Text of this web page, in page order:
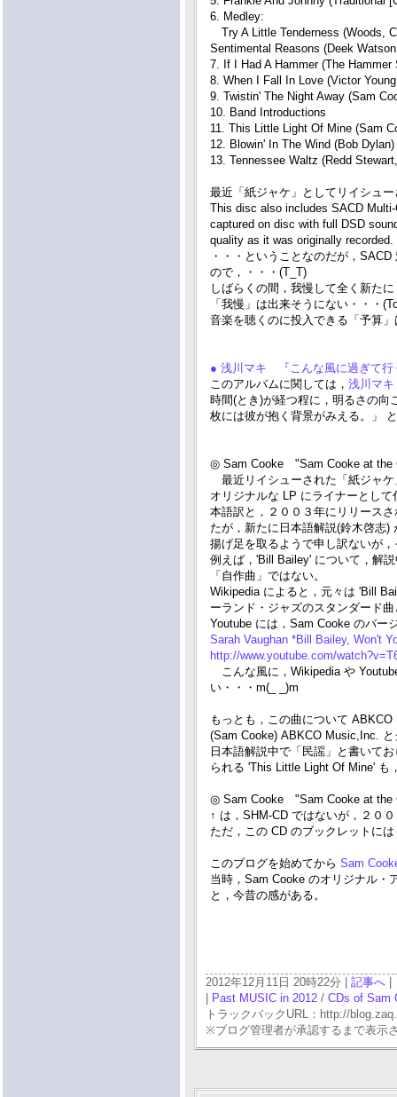
6. Medley:
Try A Little Tenderness (Woods,
Sentimental Reasons (Deek
7. If I Had A Hammer (The
8. When I Fall In Love (Victor
9. Twistin' The Night Away (Sam
10. Band Introductions
11. This Little Light Of Mine (Sam
12. Blowin' In The Wind (Bob Dylan)
13. Tennessee Waltz (Redd
最近「紙ジャケ」としてリイシュ
This disc also includes SACD
captured on disc with full DSD
quality as it was originally recorded.
・・・ということなのだが，
ので，・・・(T_T)
しばらくの間，我慢して全く新た
「我慢」は出来そうにない・・・
音楽を聴くのに投入できる「予算
● 浅川マキ 『こんな風に過ぎて
このアルバムに関しては， 浅川マキ
時間(とき)が経つ程に，明るさの向
枚には彼が抱く背景がみえる。」
◎ Sam Cooke "Sam Cooke at the
最近リイシューされた「紙ジャ
オリジナルな LP にライナーとし
本語訳と，２００３年にリリース
たが，新たに日本語解説(鈴木啓志)
揚げ足を取るようで申し訳ないが
例えば，'Bill Bailey' について，解
「自作曲」ではない。
Wikipedia によると，元々は 'Bill
ーランド・ジャズのスタンダード
Youtube には，Sam Cooke のバー
Sarah Vaughan *Bill Bailey, Won't
http://www.youtube.com/
こんな風に，Wikipedia や
い・・・m(_ _)m
もっとも，この曲について
(Sam Cooke) ABKCO Music,Inc.
日本語解説中で「民謡」と書いて
られる 'This Little Light Of Mine' も
◎ Sam Cooke "Sam Cooke at
↑ は，SHM-CD ではないが，２０
ただ，この CD のブックレットに
このブログを始めてから Sam
当時，Sam Cooke のオリジナル・
と，今昔の感がある。
2012年12月11日 20時22分 | 記事へ
Past MUSIC in 2012 / CDs of Sam
トラックバックURL：http://
※ブログ管理者が承認するまで表示